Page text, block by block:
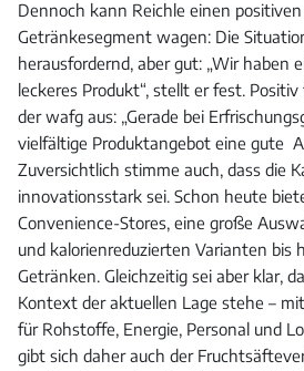
Dennoch kann Reichle einen
Getränkesegment wagen: Die
herausfordernd, aber gut: „Wir haben
leckeres Produkt“, stellt er fest.
der wafg aus: „Gerade bei
vielfältige Produktangebot eine gute
Zuversichtlich stimme auch, dass die
innovationsstark sei. Schon heute
Convenience-Stores, eine große
und kalorienreduzierten Varianten bis
Getränken. Gleichzeitig sei aber klar,
Kontext der aktuellen Lage stehe –
für Rohstoffe, Energie, Personal und
gibt sich daher auch der